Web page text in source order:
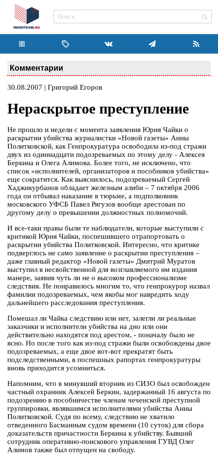
Комментарии
30.08.2007 | Григорий Егоров
Нераскрытое преступление
Не прошло и недели с момента заявления Юрия Чайки о
раскрытии убийства журналистки «Новой газеты» Анны
Политковской, как Генпрокуратура освободила из-под стражи
двух из одиннадцати подозреваемых по этому делу - Алексея
Беркина и Олега Алимова. Более того, не исключено, что
список «исполнителей, организаторов и пособников убийства»
еще сократится. Как выяснилось, подозреваемый Сергей
Хаджикурбанов обладает железным алиби – 7 октября 2006
года он отбывал наказание в тюрьме, а подполковник
московского УФСБ Павел Рягузов вообще арестован по
другому делу о превышении должностных полномочий.
И все-таки правы были те наблюдатели, которые выступили с
критикой Юрия Чайки, поспешившего отрапортовать о
раскрытии убийства Политковской. Интересно, что критике
подверглось не само заявление о раскрытии преступления –
даже главный редактор «Новой газеты» Дмитрий Муратов
выступил в несвойственной для возглавляемого им издания
манере, заявив чуть ли не о высоком профессионализме
следствия. Не понравилось многим то, что генпрокурор назвал
фамилии подозреваемых, чем якобы мог навредить ходу
дальнейшего расследования преступления.
Помешал ли Чайка следствию или нет, залегли ли реальные
заказчики и исполнители убийства на дно или они
действительно находятся под арестом, - поначалу было не
ясно. Но после того как из-под стражи были освобождены двое
подозреваемых, а еще двое вот-вот прекратят быть
подследственными, в поспешных рапортах генпрокуратуры
вновь приходится усомниться.
Напомним, что в минувший вторник из СИЗО был освобожден
частный охранник Алексей Беркин, задержанный 16 августа по
подозрению в пособничестве членам чеченской преступной
группировки, являвшимся исполнителями убийства Анны
Политковской. Судя по всему, следствию не хватило
отведенного Басманным судом времени (10 суток) для сбора
доказательств причастности Беркина к убийству. Бывший
сотрудник оперативно-поискового управления ГУВД Олег
Алимов также был отпущен на свободу.